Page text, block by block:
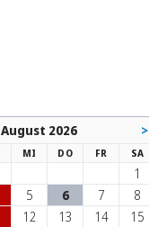
August 2026 >
ENSTAG
MI TTWOCH
DONNERSTAG
FR EITAGSA
1
5 6 7
8
12 13 14
15